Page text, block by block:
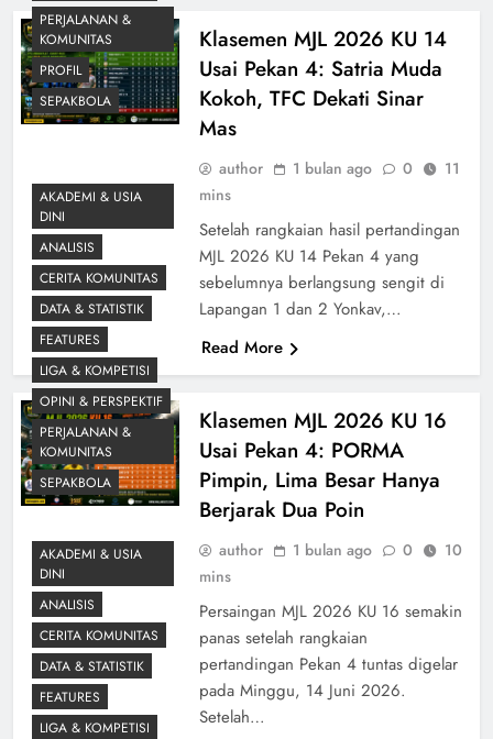
PERJALANAN &
KOMUNITAS
PROFIL
SEPAKBOLA
Klasemen MJL 2026 KU 14
Usai Pekan 4: Satria Muda
Kokoh, TFC Dekati Sinar
Mas
author 1 bulan ago 0
11
mins
Setelah rangkaian hasil pertandingan
MJL 2026 KU 14 Pekan 4 yang
sebelumnya berlangsung sengit di
Lapangan 1 dan 2 Yonkav,…
Read More
AKADEMI & USIA
DINI
ANALISIS
CERITA KOMUNITAS
DATA & STATISTIK
FEATURES
LIGA & KOMPETISI
OPINI & PERSPEKTIF
PERJALANAN &
KOMUNITAS
SEPAKBOLA
Klasemen MJL 2026 KU 16
Usai Pekan 4: PORMA
Pimpin, Lima Besar Hanya
Berjarak Dua Poin
author 1 bulan ago 0
10
mins
Persaingan MJL 2026 KU 16 semakin
panas setelah rangkaian
pertandingan Pekan 4 tuntas digelar
pada Minggu, 14 Juni 2026.
Setelah…
AKADEMI & USIA
DINI
ANALISIS
CERITA KOMUNITAS
DATA & STATISTIK
FEATURES
LIGA & KOMPETISI